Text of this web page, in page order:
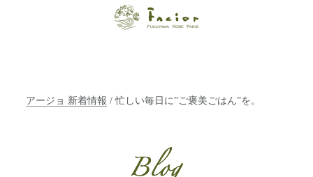
ン ファシオー
輝く美をトータ
ルでご提案しま
アージョ 新着情報 / 忙しい毎日に”ご褒美ごはん”を。